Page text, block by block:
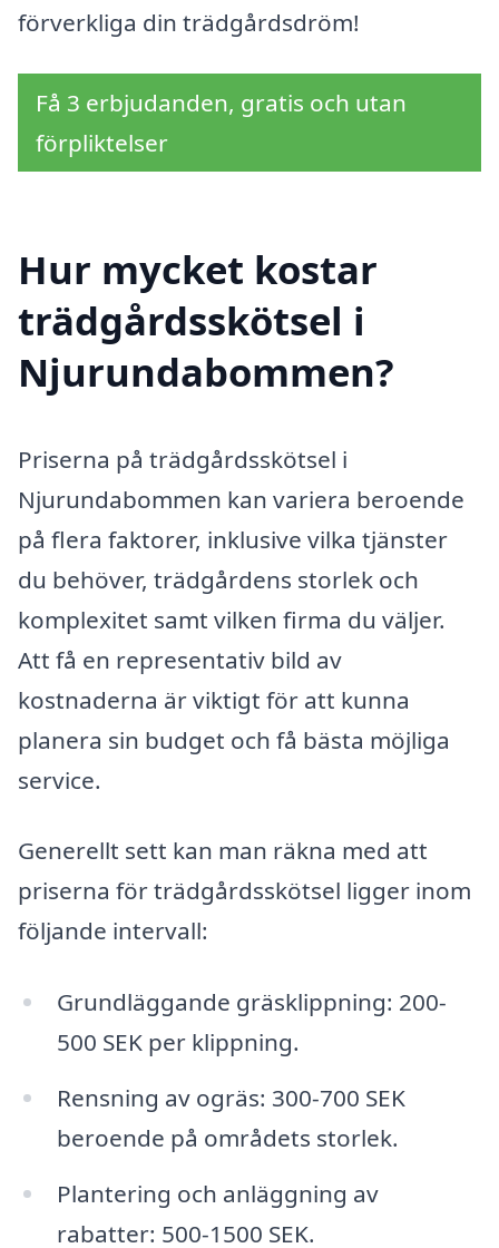
förverkliga din trädgårdsdröm!
Få 3 erbjudanden, gratis och utan
förpliktelser
Hur mycket kostar
trädgårdsskötsel i
Njurundabommen?
Priserna på trädgårdsskötsel i
Njurundabommen kan variera beroende
på flera faktorer, inklusive vilka tjänster
du behöver, trädgårdens storlek och
komplexitet samt vilken firma du väljer.
Att få en representativ bild av
kostnaderna är viktigt för att kunna
planera sin budget och få bästa möjliga
service.
Generellt sett kan man räkna med att
priserna för trädgårdsskötsel ligger inom
följande intervall:
Grundläggande gräsklippning: 200-
500 SEK per klippning.
Rensning av ogräs: 300-700 SEK
beroende på områdets storlek.
Plantering och anläggning av
rabatter: 500-1500 SEK.